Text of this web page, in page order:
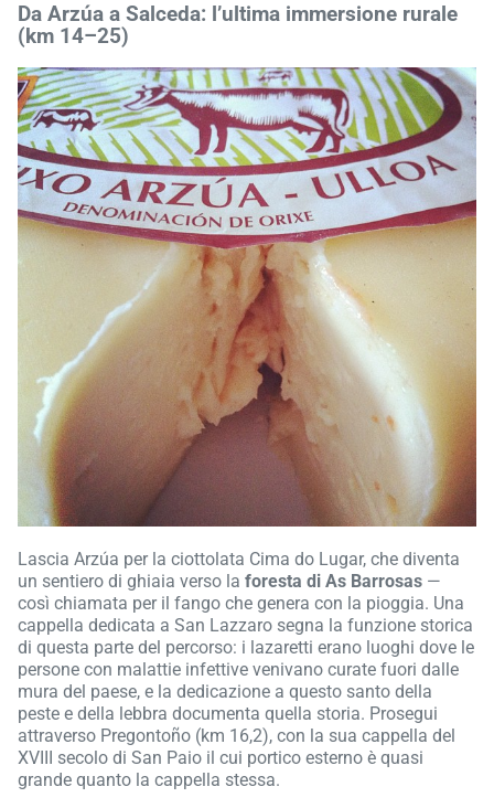
Da Arzúa a Salceda: l’ultima immersione rurale
(km 14–25)
Lascia Arzúa per la ciottolata Cima do Lugar, che diventa
un sentiero di ghiaia verso la foresta di As Barrosas —
così chiamata per il fango che genera con la pioggia. Una
cappella dedicata a San Lazzaro segna la funzione storica
di questa parte del percorso: i lazaretti erano luoghi dove le
persone con malattie infettive venivano curate fuori dalle
mura del paese, e la dedicazione a questo santo della
peste e della lebbra documenta quella storia. Prosegui
attraverso Pregontoño (km 16,2), con la sua cappella del
XVIII secolo di San Paio il cui portico esterno è quasi
grande quanto la cappella stessa.